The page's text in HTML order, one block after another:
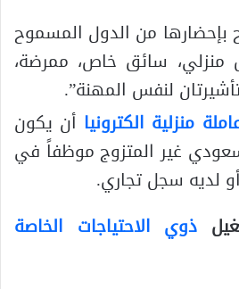
من الدول المسموح
منزلي، سائق خاص، ممرضة،
لنفس المهنة”.
منزلية الكترونيا أن يكون
غير المتزوج موظفاً في
لديه سجل تجاري.
ذوي الاحتياجات الخاصة